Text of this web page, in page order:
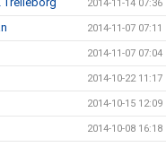
2014-11-14 07:36
2014-11-07 07:11
2014-11-07 07:04
2014-10-22 11:17
2014-10-15 12:09
2014-10-08 16:18